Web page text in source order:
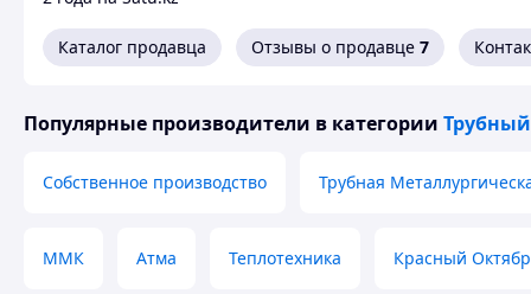
коррозионностойкой стали, предназначенная для
высокой устойчивостью к коррозии, хорошей
фармацевтической промышленности, энергетике,
технологических и трубопроводных системах.
Похожие товары по характеристикам
Каталог продавца Отзывы о продавце 7
Популярные производители в категории
Собственное производство Трубная
ММК Атма Теплотехника Красный